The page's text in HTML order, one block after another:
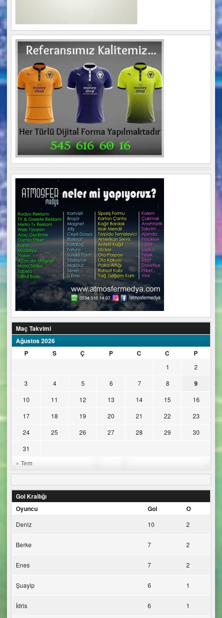
Maç Takvimi
Ağustos 2026
P
S Ç P C C P
« Tem
1
2
3
4 5 6 7 8 9
10 11 12 13 14 15
16
17
18 19 20 21 22
23
24
25 26 27 28 29
30
31
Gol Krallığı
Oyuncu
Gol O
Deniz 10 2
Berke 7 2
Enes 7 2
Şuayip 6 1
İdris 6 1